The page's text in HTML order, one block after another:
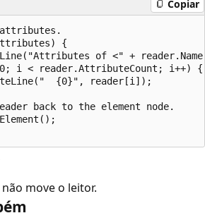
Copiar
{
of <" +
i < reader.AttributeCount; i++) {
{0}", reader[i]);
back to the element node.
move o leitor.